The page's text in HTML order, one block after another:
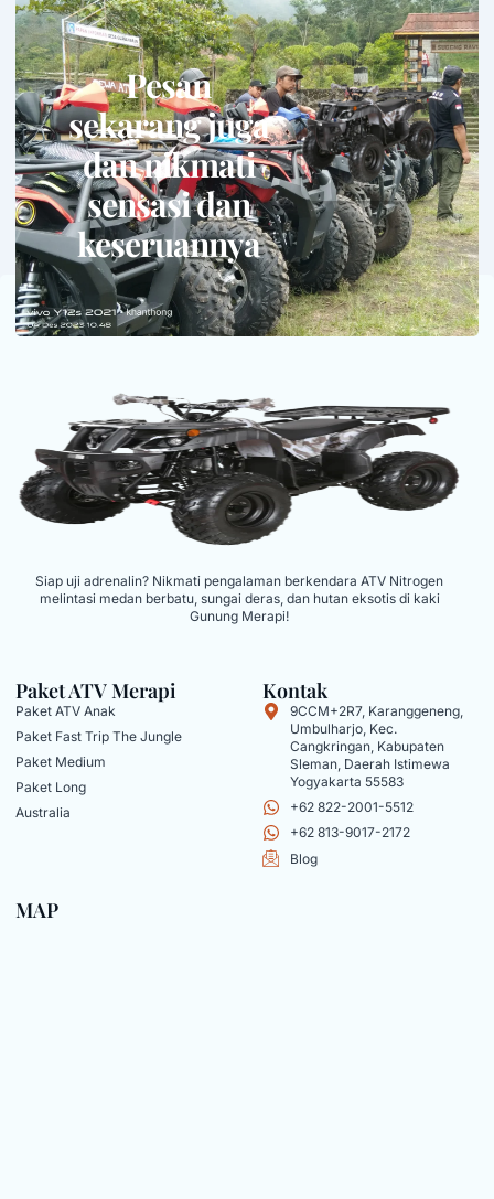
Pesan
sekarang juga
dan nikmati
sensasi dan
keseruannya
Siap uji adrenalin? Nikmati pengalaman berkendara ATV Nitrogen
melintasi medan berbatu, sungai deras, dan hutan eksotis di kaki
Gunung Merapi!
Paket ATV Merapi
Paket ATV Anak
Paket Fast Trip The Jungle
Paket Medium
Paket Long
Australia
Kontak
9CCM+2R7, Karanggeneng,
Umbulharjo, Kec.
Cangkringan, Kabupaten
Sleman, Daerah Istimewa
Yogyakarta 55583
+62 822-2001-5512
+62 813-9017-2172
Blog
MAP